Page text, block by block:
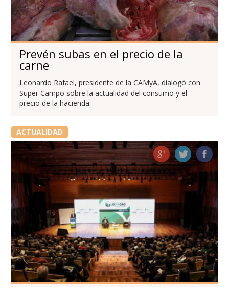
Prevén subas en el precio de la
carne
Leonardo Rafael, presidente de la CAMyA, dialogó con
Super Campo sobre la actualidad del consumo y el
precio de la hacienda.
ACTUALIDAD